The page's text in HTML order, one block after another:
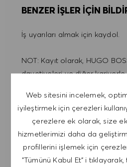
Web sitesini incelemek,
iyileştirmek için çerezleri
çerezlere ek olarak, size
hizmetlerimizi daha da
profillerini işlemek için
"Tümünü Kabul Et" i
BENZER IŞLER IÇIN
İş uyarıları almak için kaydol.
NOT: Kayıt olarak, HUGO
davetiyeleri ve diğer kariyerle
postalardan istediğim
postada bulunan bağlantıya
çıkabileceğimi kabul
GIZLILIK POLITIKASI'na
işleneceğini kabul ediyorum.